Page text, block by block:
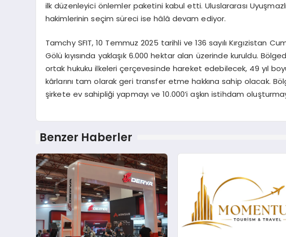
ilk düzenleyici önlemler paketini kabul etti. Uluslararası
hakimlerinin seçim süreci ise hâlâ devam ediyor.
Tamchy SFIT, 10 Temmuz 2025 tarihli ve 136 sayılı Kırgızistan
Gölü kıyısında yaklaşık 6.000 hektar alan üzerinde kuruldu.
ortak hukuku ilkeleri çerçevesinde hareket edebilecek, 49 yıl
kârlarını tam olarak geri transfer etme hakkına sahip olacak.
şirkete ev sahipliği yapmayı ve 10.000’i aşkın istihdam
Benzer Haberler